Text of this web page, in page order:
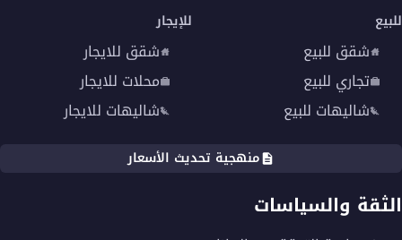
للبيع
شقق للبيع
تجاري للبيع
شاليهات للبيع
للإيجار
شقق للايجار
محلات للايجار
شاليهات للايجار
منهجية تحديث الأسعار
الثقة والسياسات